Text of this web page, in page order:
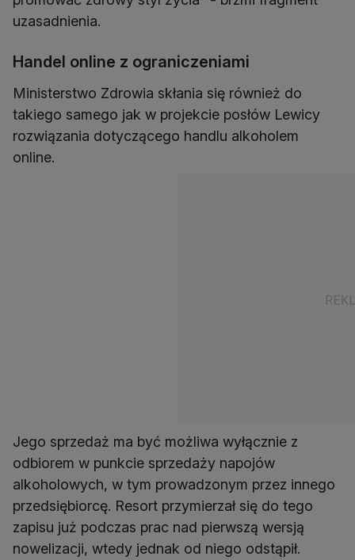
uzasadnienia.
Handel online z ograniczeniami
Ministerstwo Zdrowia skłania się również do
takiego samego jak w projekcie posłów Lewicy
rozwiązania dotyczącego handlu alkoholem
online.
Jego sprzedaż ma być możliwa wyłącznie z
odbiorem w punkcie sprzedaży napojów
alkoholowych, w tym prowadzonym przez innego
przedsiębiorcę. Resort przymierzał się do tego
zapisu już podczas prac nad pierwszą wersją
nowelizacji, wtedy jednak od niego odstąpił.